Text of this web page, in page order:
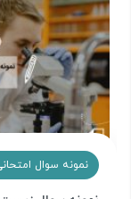
نمونه سوال